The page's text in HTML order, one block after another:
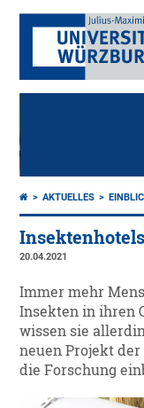
AKTUELLES
20.04.2021
Immer mehr
Insekten in ihren
wissen sie
neuen Projekt
die Forschung